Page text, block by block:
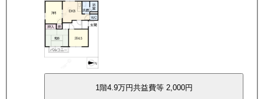
1 階4.9万円共益費等 2,000円